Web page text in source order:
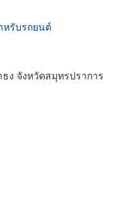
หรับรถยนต์
ธง จังหวัดสมุทรปราการ